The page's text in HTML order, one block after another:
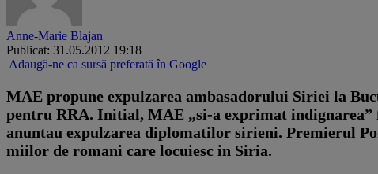
Anne-Marie Blajan
Publicat: 31.05.2012 19:18
Adaugă-ne ca sursă preferată în Google
MAE propune expulzarea ambasadorului Siriei la
pentru RRA. Initial, MAE „si-a exprimat indignarea”
anuntau expulzarea diplomatilor sirieni. Premierul
miilor de romani care locuiesc in Siria.